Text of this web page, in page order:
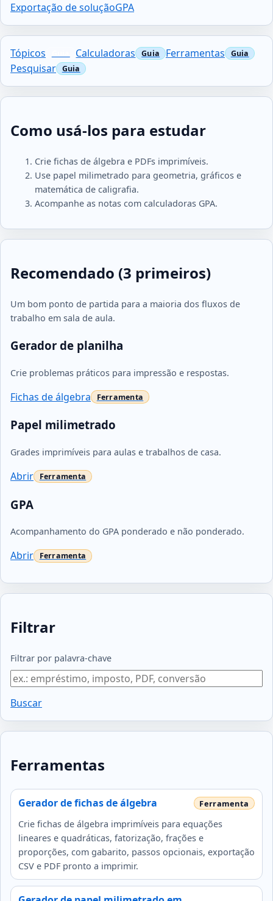
Exportação de soluçãoGPA
Tópicos Calculadoras
Ferramentas
Pesquisar
Como usá-los para estudar
Crie fichas de álgebra e PDFs imprimíveis.
Use papel milimetrado para geometria, gráficos e
matemática de caligrafia.
Acompanhe as notas com calculadoras GPA.
Recomendado (3 primeiros)
Um bom ponto de partida para a maioria dos fluxos de
trabalho em sala de aula.
Gerador de planilha
Crie problemas práticos para impressão e respostas.
Fichas de álgebra
Papel milimetrado
Grades imprimíveis para aulas e trabalhos de casa.
Abrir
GPA
Acompanhamento do GPA ponderado e não ponderado.
Abrir
Filtrar
Filtrar por palavra‑chave
Buscar
Ferramentas
Gerador de fichas de álgebra
Crie fichas de álgebra imprimíveis para equações
lineares e quadráticas, fatorização, frações e
proporções, com gabarito, passos opcionais, exportação
CSV e PDF pronto a imprimir.